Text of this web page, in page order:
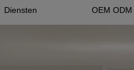
Diensten OEM